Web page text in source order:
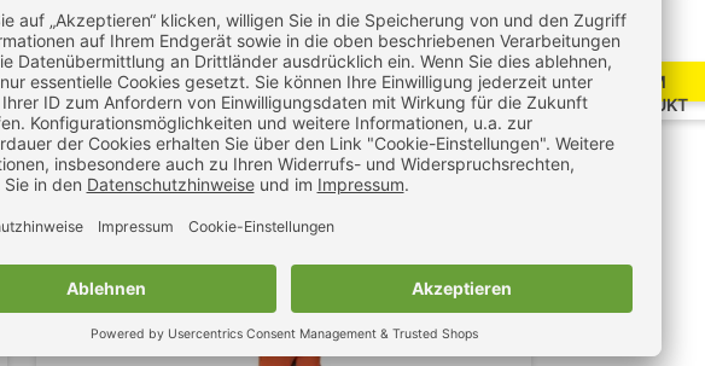
ZUM
PRODUKT
ab 39,95 €
zzgl. MwSt.
ab47,54 €
inkl. MwSt.
ZUM
PRODUKT